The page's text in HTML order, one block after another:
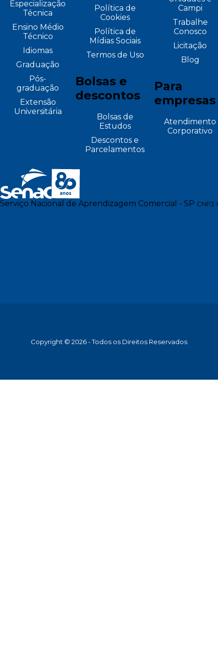
Especialização
Técnica
Ensino Médio
Técnico
Idiomas
Graduação
Pós-
graduação
Extensão
Universitária
Política de
Cookies
Política de
Mídias Sociais
Termos de Uso
Bolsas e
descontos
Bolsas de
Estudos
Descontos e
Parcelamentos
Campi
Trabalhe
Conosco
Licitação
Blog
Para
empresas
Atendimento
Corporativo
Serviço Nacional de Aprendizagem Comercial - SP
Copyright © 2026 - Todos os Direitos Reservados